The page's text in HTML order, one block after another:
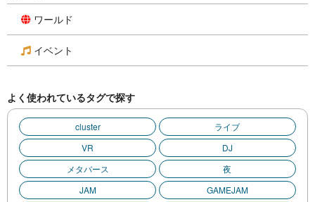
ワールド
イベント
よく使われているタグで探す
cluster
ライブ
VR
DJ
メタバース
夜
JAM
GAMEJAM